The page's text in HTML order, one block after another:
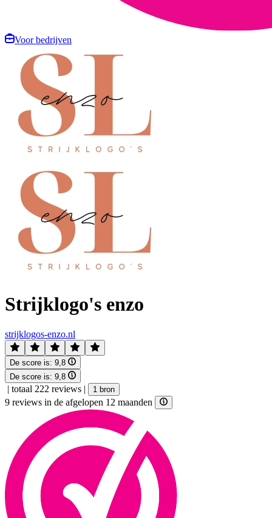
Voor bedrijven
Strijklogo's enzo
strijklogos-enzo.nl
De score is: 9,8
De score is: 9,8
| totaal 222 reviews | 1 bron
9 reviews in de afgelopen 12 maanden